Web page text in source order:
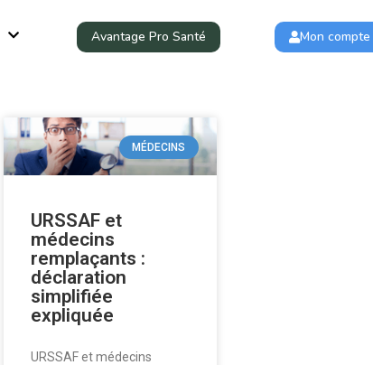
Avantage Pro Santé Mon compte
MÉDECINS
URSSAF et
médecins
remplaçants :
déclaration
simplifiée
expliquée
URSSAF et médecins